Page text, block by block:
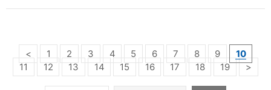
이전
페이지
< 1 2 3 4 5 6 7 8 9
10
11
12 13 14 15 16 17 18 19
다음
페이지
>